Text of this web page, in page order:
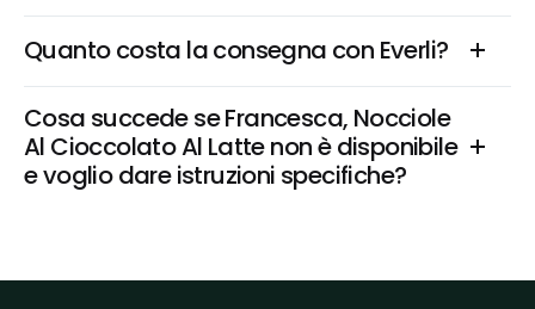
Quanto costa la consegna con Everli?
Cosa succede se Francesca, Nocciole
Al Cioccolato Al Latte non è disponibile
e voglio dare istruzioni specifiche?